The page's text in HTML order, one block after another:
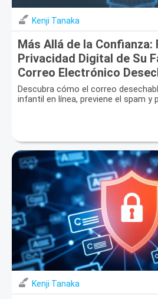
Kenji Tanaka
Más Allá de la
Privacidad Digital de Su
Correo Electrónico
Descubra cómo el correo
infantil en línea, previene el spam y
Kenji Tanaka